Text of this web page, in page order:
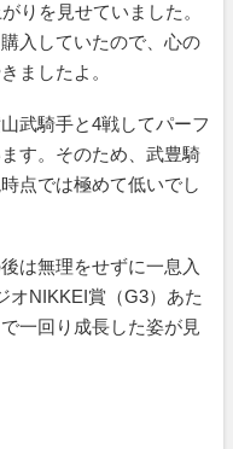
りを見せていました。
入していたので、心の
ましたよ。
武騎手と4戦してパーフ
す。そのため、武豊騎
点では極めて低いでし
は無理をせずに一息入
オNIKKEI賞（G3）あた
一回り成長した姿が見